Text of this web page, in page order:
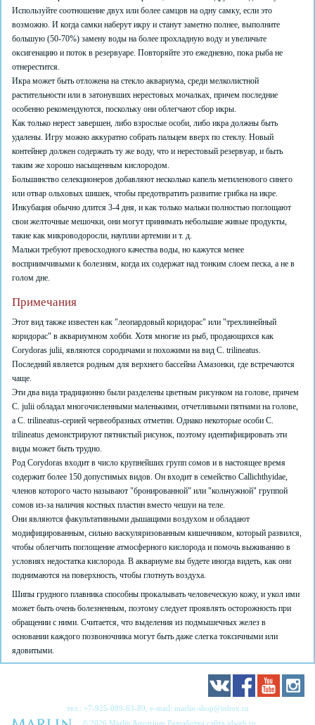
Используйте соотношение двух или более самцов на одну самку, если это
возможно. И когда самки наберут икру и станут заметно полнее, выполните
большую (50-70%) замену воды на более прохладную воду и увеличьте
оксигенацию и поток в резервуаре. Повторяйте это ежедневно, пока рыба не
отнерестится.
Икра может быть отложена на стекло аквариума, среди мелколистной
растительности или в затонувших нерестовых мочалках, причем последние
особенно рекомендуются, поскольку они облегчают сбор икры.
Как только нерест завершен, либо взрослые особи, либо икра должны быть
удалены. Игру можно аккуратно собрать пальцем вверх по стеклу. Новый
контейнер должен содержать ту же воду, что и нерестовый резервуар, и быть
таким же хорошо насыщенным кислородом.
Большинство селекционеров добавляют несколько капель метиленового синего
или отвар ольховых шишек, чтобы предотвратить развитие грибка на икре.
Инкубация обычно длится 3-4 дня, и как только мальки полностью поглощают
свои желточные мешочки, они могут принимать небольшие живые продукты,
такие как микроводоросли, науплии артемии и т. д.
Мальки требуют превосходного качества воды, но кажутся менее
восприимчивыми к болезням, когда их содержат над тонким слоем песка, а не в
голом дне.
Примечания
Этот вид также известен как "леопардовый коридорас" или "трехлинейный
коридорас" в аквариумном хобби. Хотя многие из рыб, продающихся как
Corydoras julii, являются сородичами и похожими на вид C. trilineatus.
Последний является родным для верхнего бассейна Амазонки, где встречаются
чаще.
Эти два вида традиционно были разделены цветным рисунком на голове, причем
C. julii обладал многочисленными маленькими, отчетливыми пятнами на голове,
а C. trilineatus-серией червеобразных отметин. Однако некоторые особи C.
trilineatus демонстрируют пятнистый рисунок, поэтому идентифицировать эти
виды может быть трудно.
Род Corydoras входит в число крупнейших групп сомов и в настоящее время
содержит более 150 допустимых видов. Он входит в семейство Callichthyidae,
членов которого часто называют "бронированной" или "кольчужной" группой
сомов из-за наличия костных пластин вместо чешуи на теле.
Они являются факультативными дышащими воздухом и обладают
модифицированным, сильно васкуляризованным кишечником, который развился,
чтобы облегчить поглощение атмосферного кислорода и помочь выживанию в
условиях недостатка кислорода. В аквариуме вы будете иногда видеть, как они
поднимаются на поверхность, чтобы глотнуть воздуха.
Шипы грудного плавника способны прокалывать человеческую кожу, и укол ими
может быть очень болезненным, поэтому следует проявлять осторожность при
обращении с ними. Считается, что выделения из подмышечных желез в
основании каждого позвоночника могут быть даже слегка токсичными или
ядовитыми.
тел.: +7-925-089-63-89, e-mail: marlin-shop@inbox.ru
© 2026 Marlin Aquarium Разработка сайта idweb.ru